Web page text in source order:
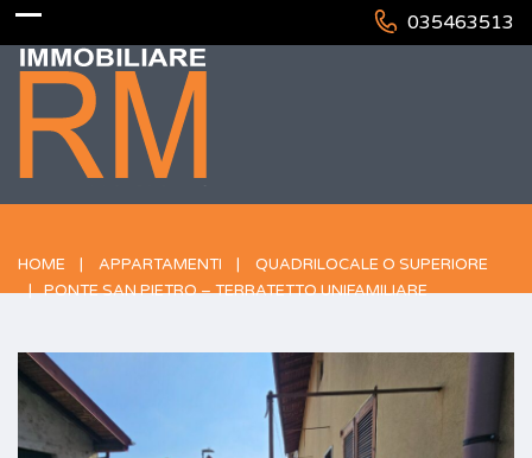
035463513
HOME APPARTAMENTI
QUADRILOCALE O SUPERIORE
PONTE SAN PIETRO – TERRATETTO UNIFAMILIARE